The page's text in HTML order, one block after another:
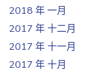
2018 年 一月
2017 年 十二月
2017 年 十一月
2017 年 十月